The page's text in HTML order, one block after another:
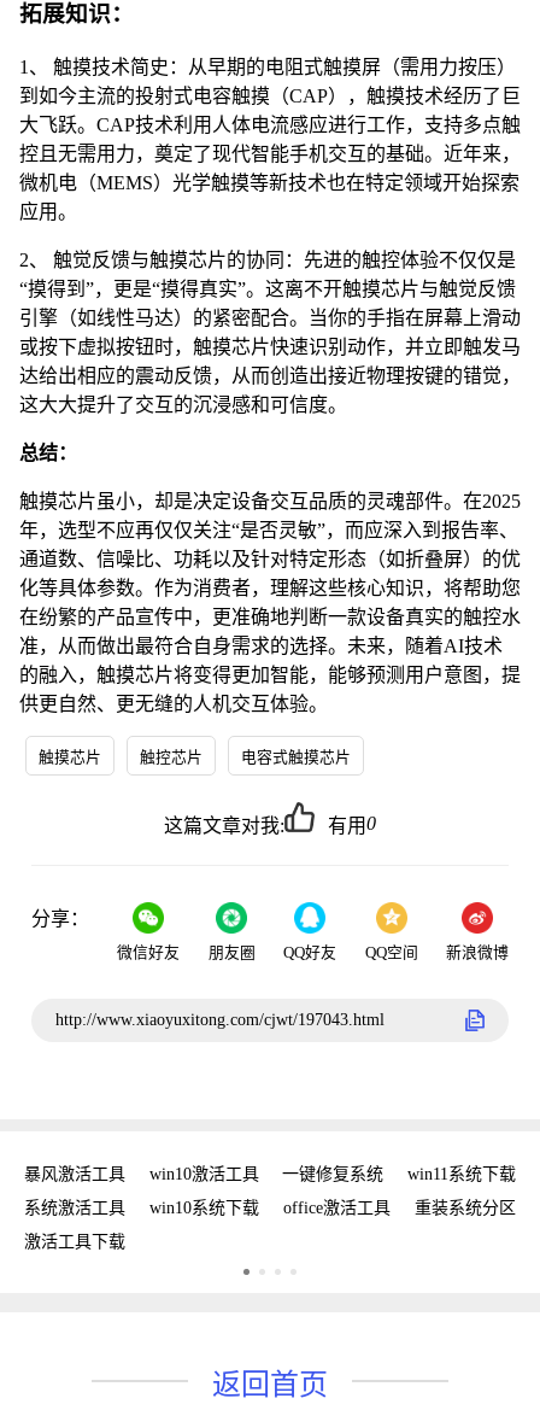
拓展知识：
1、 触摸技术简史：从早期的电阻式触摸屏（需用力按压）
到如今主流的投射式电容触摸（CAP），触摸技术经历了巨
大飞跃。CAP技术利用人体电流感应进行工作，支持多点触
控且无需用力，奠定了现代智能手机交互的基础。近年来，
微机电（MEMS）光学触摸等新技术也在特定领域开始探索
应用。
2、 触觉反馈与触摸芯片的协同：先进的触控体验不仅仅是
“摸得到”，更是“摸得真实”。这离不开触摸芯片与触觉反馈
引擎（如线性马达）的紧密配合。当你的手指在屏幕上滑动
或按下虚拟按钮时，触摸芯片快速识别动作，并立即触发马
达给出相应的震动反馈，从而创造出接近物理按键的错觉，
这大大提升了交互的沉浸感和可信度。
总结：
触摸芯片虽小，却是决定设备交互品质的灵魂部件。在2025
年，选型不应再仅仅关注“是否灵敏”，而应深入到报告率、
通道数、信噪比、功耗以及针对特定形态（如折叠屏）的优
化等具体参数。作为消费者，理解这些核心知识，将帮助您
在纷繁的产品宣传中，更准确地判断一款设备真实的触控水
准，从而做出最符合自身需求的选择。未来，随着AI技术
的融入，触摸芯片将变得更加智能，能够预测用户意图，提
供更自然、更无缝的人机交互体验。
触摸芯片 触控芯片 电容式触摸芯片
这篇文章对我: 有用0
分享：
微信好友 朋友圈 QQ好友 QQ空间 新浪微博
http://www.xiaoyuxitong.com/cjwt/197043.html
暴风激活工具 win10激活工具 一键修复系统
win11系统下载
系统激活工具
win10系统下载 office激活工具
重装系统分区
激活工具下载
返回首页